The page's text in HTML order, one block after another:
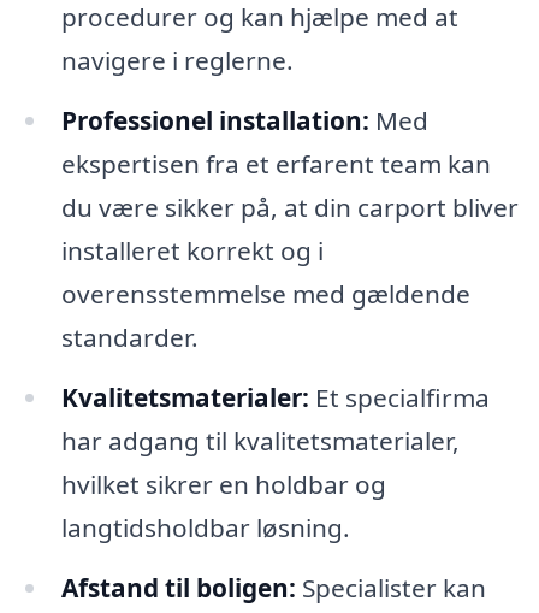
procedurer og kan hjælpe med at
navigere i reglerne.
Professionel installation: Med
ekspertisen fra et erfarent team kan
du være sikker på, at din carport bliver
installeret korrekt og i
overensstemmelse med gældende
standarder.
Kvalitetsmaterialer: Et specialfirma
har adgang til kvalitetsmaterialer,
hvilket sikrer en holdbar og
langtidsholdbar løsning.
Afstand til boligen: Specialister kan